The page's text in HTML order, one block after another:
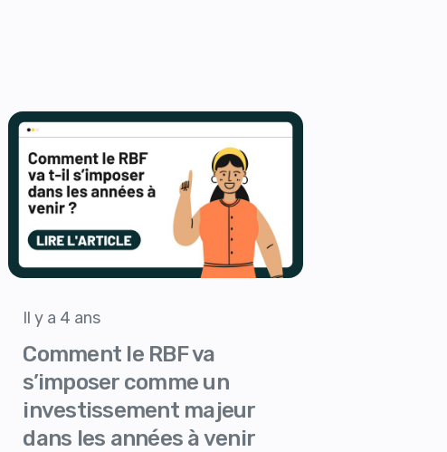
Il y a 4 ans
Comment le RBF va
s’imposer comme un
investissement majeur
dans les années à venir